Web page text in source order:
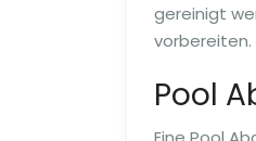
gereinigt
vorbereiten.
Pool